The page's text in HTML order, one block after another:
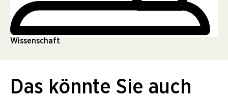
Wissenschaft
Das könnte Sie auch